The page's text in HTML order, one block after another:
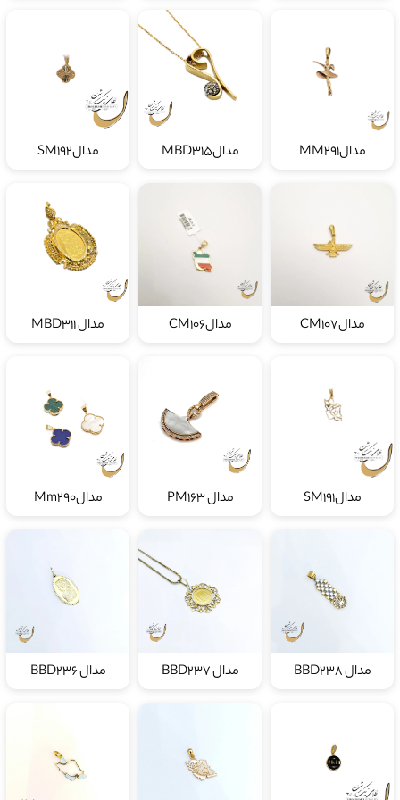
مدالMM291 مدالMBD315 مدالSM192
مدالCM107 مدالCM106 مدال MBD311
مدالSM191 مدال PM163 مدالMm290
مدال BBD238 مدال BBD237 مدال BBD236